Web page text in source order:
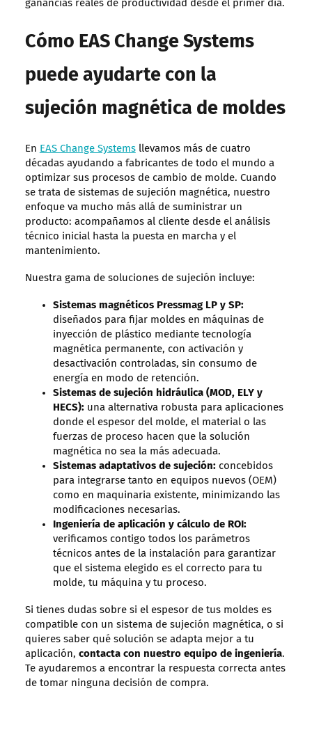
ganancias reales de productividad desde el primer día.
Cómo EAS Change Systems
puede ayudarte con la
sujeción magnética de moldes
En EAS Change Systemsllevamos más de cuatro
décadas ayudando a fabricantes de todo el mundo a
optimizar sus procesos de cambio de molde. Cuando
se trata de sistemas de sujeción magnética, nuestro
enfoque va mucho más allá de suministrar un
producto: acompañamos al cliente desde el análisis
técnico inicial hasta la puesta en marcha y el
mantenimiento.
Nuestra gama de soluciones de sujeción incluye:
Sistemas magnéticos Pressmag LP y SP:
diseñados para fijar moldes en máquinas de
inyección de plástico mediante tecnología
magnética permanente, con activación y
desactivación controladas, sin consumo de
energía en modo de retención.
Sistemas de sujeción hidráulica (MOD, ELY y
HECS):una alternativa robusta para aplicaciones
donde el espesor del molde, el material o las
fuerzas de proceso hacen que la solución
magnética no sea la más adecuada.
Sistemas adaptativos de sujeción:concebidos
para integrarse tanto en equipos nuevos (OEM)
como en maquinaria existente, minimizando las
modificaciones necesarias.
Ingeniería de aplicación y cálculo de ROI:
verificamos contigo todos los parámetros
técnicos antes de la instalación para garantizar
que el sistema elegido es el correcto para tu
molde, tu máquina y tu proceso.
Si tienes dudas sobre si el espesor de tus moldes es
compatible con un sistema de sujeción magnética, o si
quieres saber qué solución se adapta mejor a tu
aplicación, contacta con nuestro equipo de ingeniería.
Te ayudaremos a encontrar la respuesta correcta antes
de tomar ninguna decisión de compra.